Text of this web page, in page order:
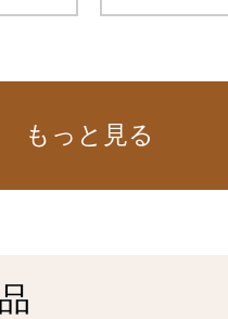
もっと見る